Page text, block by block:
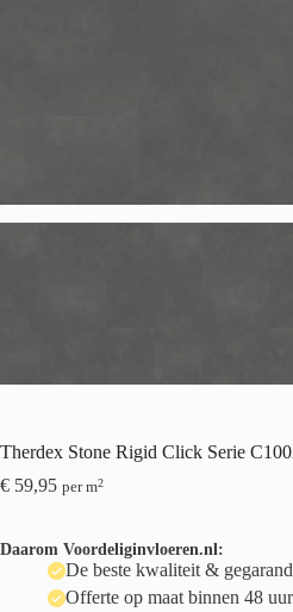
Therdex Stone Rigid Click Serie
€ 59,95 per m2
Daarom Voordeliginvloeren.nl:
De beste kwaliteit &
Offerte op maat binnen 48 uur